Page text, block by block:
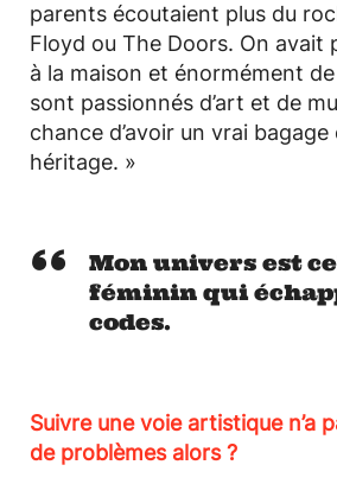
parents écoutaient plus du
Floyd ou The Doors. On avait
à la maison et énormément
sont passionnés d’art et de
chance d’avoir un vrai
héritage. »
Mon univers est
féminin qui
codes.
Suivre une voie artistique n’a
de problèmes alors ?